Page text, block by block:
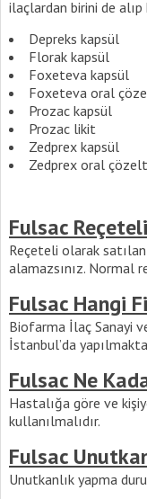
ilaçlardan birini de
Depreks kapsül
Florak kapsül
Foxeteva kapsül
Foxeteva oral
Prozac kapsül
Prozac likit
Zedprex kapsül
Zedprex oral
Fulsac
Reçeteli olarak
alamazsınız. Normal
Fulsac Hangi
Biofarma İlaç Sanayi
İstanbul’da
Fulsac Ne
Hastalığa göre ve
kullanılmalıdır.
Fulsac
Unutkanlık yapma